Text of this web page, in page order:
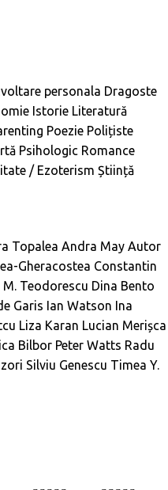
personala Dragoste
Istorie Literatură
Poezie Polițiste
Psihologic Romance
/ Ezoterism Știință
Topalea Andra May Autor
Gheracostea Constantin
Teodorescu Dina Bento
Garis Ian Watson Ina
Liza Karan Lucian Merișca
Bilbor Peter Watts Radu
Silviu Genescu Timea Y.